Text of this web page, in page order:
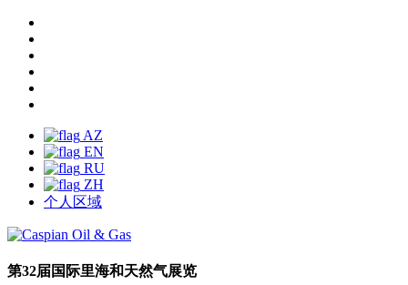
AZ
EN
RU
ZH
个人区域
第32届国际里海和天然气展览